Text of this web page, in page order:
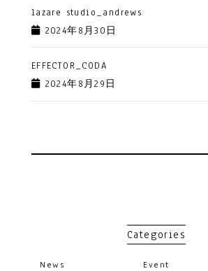
lazare studio_andrews
2024年8月30日
EFFECTOR_CODA
2024年8月29日
Categories
News Event